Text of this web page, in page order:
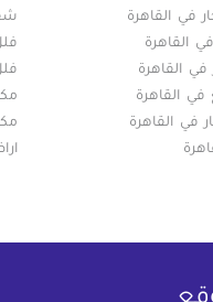
في القاهرة
القاهرة
في القاهرة
في القاهرة
في القاهرة